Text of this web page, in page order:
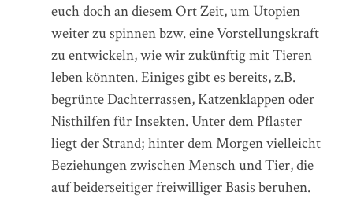
euch doch an diesem Ort Zeit, um Utopien
weiter zu spinnen bzw. eine Vorstellungskraft
zu entwickeln, wie wir zukünftig mit Tieren
leben könnten. Einiges gibt es bereits, z.B.
begrünte Dachterrassen, Katzenklappen oder
Nisthilfen für Insekten. Unter dem Pflaster
liegt der Strand; hinter dem Morgen vielleicht
Beziehungen zwischen Mensch und Tier, die
auf beiderseitiger freiwilliger Basis beruhen.